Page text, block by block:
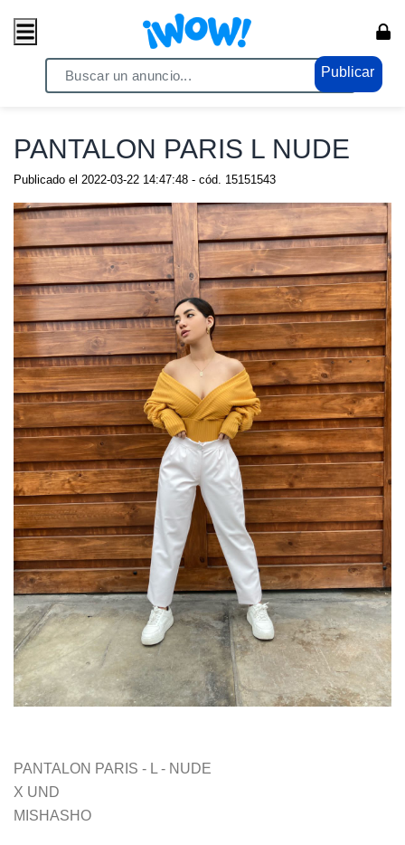
Publicar
/ Moda / Ropa y Calzado
PANTALON PARIS L NUDE
Publicado el 2022-03-22 14:47:48 - cód. 15151543
PANTALON PARIS - L - NUDE
X UND
MISHASHO